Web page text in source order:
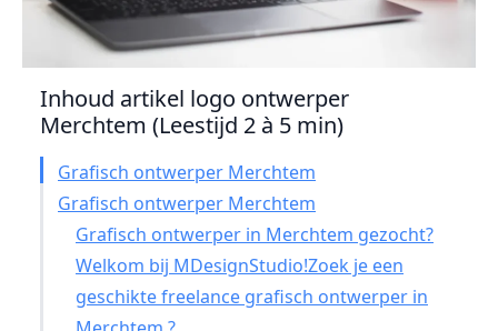
Inhoud artikel logo ontwerper
Merchtem (Leestijd 2 à 5 min)
Grafisch ontwerper Merchtem
Grafisch ontwerper Merchtem
Grafisch ontwerper in Merchtem gezocht?
Welkom bij MDesignStudio!Zoek je een
geschikte freelance grafisch ontwerper in